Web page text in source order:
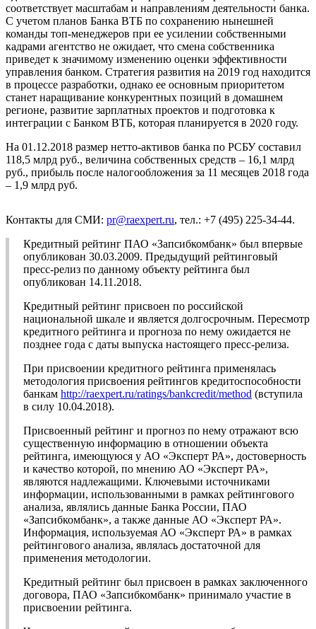
соответствует масштабам и направлениям деятельности банка.
С учетом планов Банка ВТБ по сохранению нынешней
команды топ-менеджеров при ее усилении собственными
кадрами агентство не ожидает, что смена собственника
приведет к значимому изменению оценки эффективности
управления банком. Стратегия развития на 2019 год находится
в процессе разработки, однако ее основным приоритетом
станет наращивание конкурентных позиций в домашнем
регионе, развитие зарплатных проектов и подготовка к
интеграции с Банком ВТБ, которая планируется в 2020 году.
На 01.12.2018 размер нетто-активов банка по РСБУ составил
118,5 млрд руб., величина собственных средств – 16,1 млрд
руб., прибыль после налогообложения за 11 месяцев 2018 года
– 1,9 млрд руб.
Контакты для СМИ: pr@raexpert.ru, тел.: +7 (495) 225-34-44.
Кредитный рейтинг ПАО «Запсибкомбанк» был впервые
опубликован 30.03.2009. Предыдущий рейтинговый
пресс-релиз по данному объекту рейтинга был
опубликован 14.11.2018.
Кредитный рейтинг присвоен по российской
национальной шкале и является долгосрочным. Пересмотр
кредитного рейтинга и прогноза по нему ожидается не
позднее года с даты выпуска настоящего пресс-релиза.
При присвоении кредитного рейтинга применялась
методология присвоения рейтингов кредитоспособности
банкам http://raexpert.ru/ratings/bankcredit/method (вступила
в силу 10.04.2018).
Присвоенный рейтинг и прогноз по нему отражают всю
существенную информацию в отношении объекта
рейтинга, имеющуюся у АО «Эксперт РА», достоверность
и качество которой, по мнению АО «Эксперт РА»,
являются надлежащими. Ключевыми источниками
информации, использованными в рамках рейтингового
анализа, являлись данные Банка России, ПАО
«Запсибкомбанк», а также данные АО «Эксперт РА».
Информация, используемая АО «Эксперт РА» в рамках
рейтингового анализа, являлась достаточной для
применения методологии.
Кредитный рейтинг был присвоен в рамках заключенного
договора, ПАО «Запсибкомбанк» принимало участие в
присвоении рейтинга.